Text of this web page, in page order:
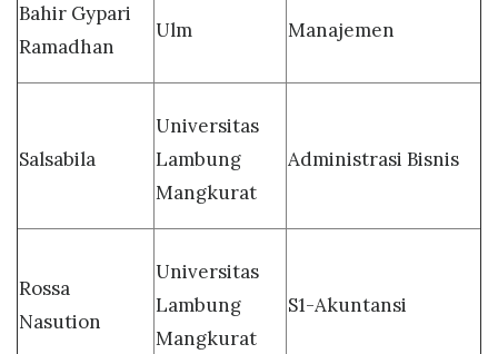
Bahir Gypari
Ramadhan
Ulm Manajemen
Salsabila
Universitas
Lambung
Mangkurat
Administrasi Bisnis
Rossa
Nasution
Universitas
Lambung
Mangkurat
S1-Akuntansi